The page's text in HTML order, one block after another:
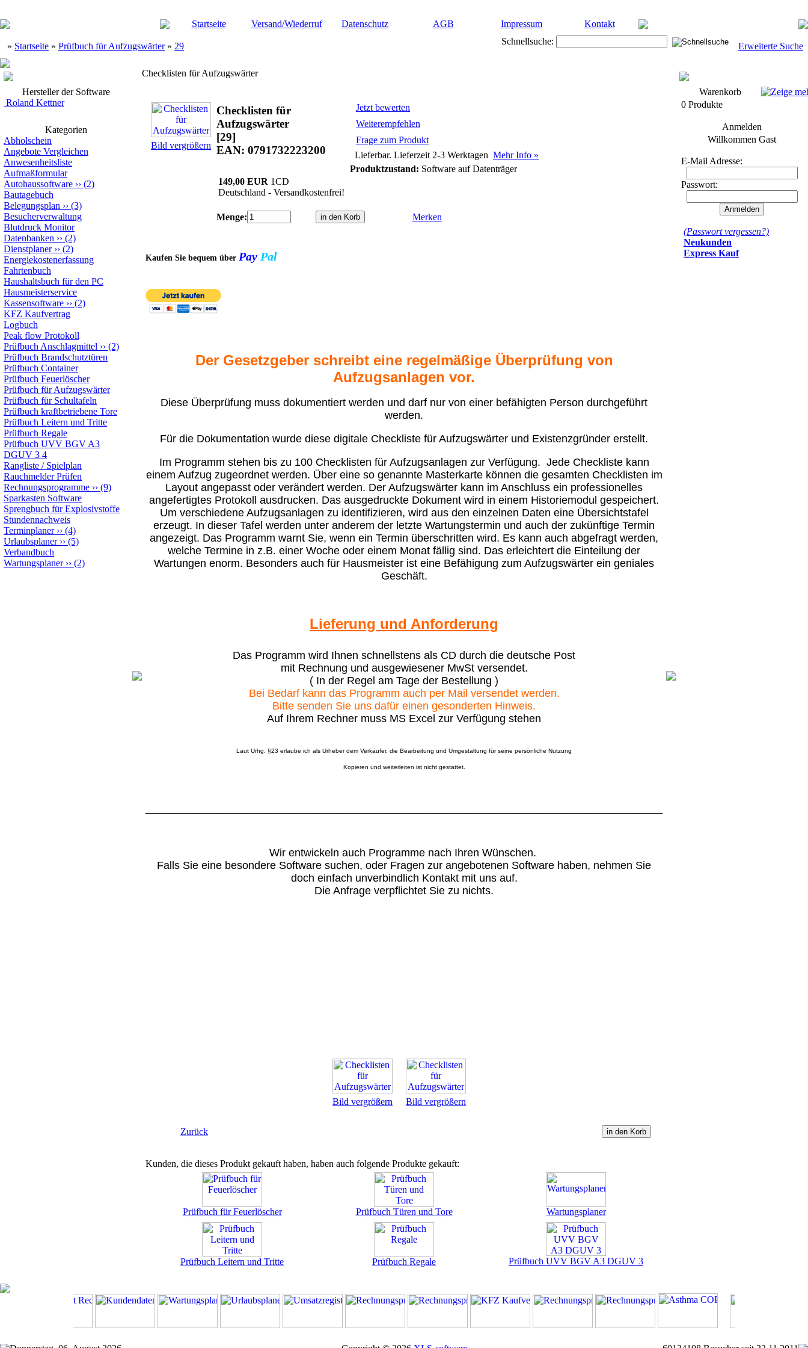
Startseite Versand/Wiederruf Datenschutz AGB Impressum Kontakt
» Startseite » Prüfbuch für Aufzugswärter» 29 Schnellsuche: Erweiterte Suche
Hersteller der Software
Roland Kettner
Kategorien
Abholschein
Angebote Vergleichen
Anwesenheitsliste
Aufmaßformular
Autohaussoftware ›› (2)
Bautagebuch
Belegungsplan ›› (3)
Besucherverwaltung
Blutdruck Monitor
Datenbanken ›› (2)
Dienstplaner›› (2)
Energiekostenerfassung
Fahrtenbuch
Haushaltsbuch für den PC
Hausmeisterservice
Kassensoftware ›› (2)
KFZ Kaufvertrag
Logbuch
Peak flow Protokoll
Prüfbuch Anschlagmittel ›› (2)
Prüfbuch Brandschutztüren
Prüfbuch Container
Prüfbuch Feuerlöscher
Prüfbuch für Aufzugswärter
Prüfbuch für Schultafeln
Prüfbuch kraftbetriebene Tore
Prüfbuch Leitern und Tritte
Prüfbuch Regale
Prüfbuch UVV BGV A3
DGUV 3 4
Rangliste / Spielplan
Rauchmelder Prüfen
Rechnungsprogramme ›› (9)
Sparkasten Software
Sprengbuch für Explosivstoffe
Stundennachweis
Terminplaner›› (4)
Urlaubsplaner›› (5)
Verbandbuch
Wartungsplaner›› (2)
Checklisten für Aufzugswärter
Bild vergrößern
Checklisten für
Aufzugswärter
[29]
EAN: 0791732223200
Jetzt bewerten
Weiterempfehlen
Frage zum Produkt
Lieferbar. Lieferzeit 2-3 Werktagen Mehr Info »
Produktzustand: Software auf Datenträger
149,00 EUR 1CD
Deutschland - Versandkostenfrei!
Menge: Merken
Kaufen Sie bequem über Pay Pal
Der Gesetzgeber schreibt eine regelmäßige Überprüfung von
Aufzugsanlagen vor.
Diese Überprüfung muss dokumentiert werden und darf nur von einer befähigten Person durchgeführt
werden.
Für die Dokumentation wurde diese digitale Checkliste für Aufzugswärter und Existenzgründer erstellt.
Im Programm stehen bis zu 100 Checklisten für Aufzugsanlagen zur Verfügung. Jede Checkliste kann
einem Aufzug zugeordnet werden. Über eine so genannte Masterkarte können die gesamten Checklisten im
Layout angepasst oder verändert werden. Der Aufzugswärter kann im Anschluss ein professionelles
angefertigtes Protokoll ausdrucken. Das ausgedruckte Dokument wird in einem Historiemodul gespeichert.
Um verschiedene Aufzugsanlagen zu identifizieren, wird aus den einzelnen Daten eine Übersichtstafel
erzeugt. In dieser Tafel werden unter anderem der letzte Wartungstermin und auch der zukünftige Termin
angezeigt. Das Programm warnt Sie, wenn ein Termin überschritten wird. Es kann auch abgefragt werden,
welche Termine in z.B. einer Woche oder einem Monat fällig sind. Das erleichtert die Einteilung der
Wartungen enorm. Besonders auch für Hausmeister ist eine Befähigung zum Aufzugswärter ein geniales
Geschäft.
Lieferung und Anforderung
Das Programm wird Ihnen schnellstens als CD durch die deutsche Post
mit Rechnung und ausgewiesener MwSt versendet.
( In der Regel am Tage der Bestellung )
Bei Bedarf kann das Programm auch per Mail versendet werden.
Bitte senden Sie uns dafür einen gesonderten Hinweis.
Auf Ihrem Rechner muss MS Excel zur Verfügung stehen
Laut Urhg. §23 erlaube ich als Urheber dem Verkäufer, die Bearbeitung und Umgestaltung für seine persönliche Nutzung
Kopieren und weiterleiten ist nicht gestattet.
Wir entwickeln auch Programme nach Ihren Wünschen.
Falls Sie eine besondere Software suchen, oder Fragen zur angebotenen Software haben, nehmen Sie
doch einfach unverbindlich Kontakt mit uns auf.
Die Anfrage verpflichtet Sie zu nichts.
Bild vergrößern Bild vergrößern
Zurück
Kunden, die dieses Produkt gekauft haben, haben auch folgende Produkte gekauft:
Prüfbuch für Feuerlöscher Prüfbuch Türen und Tore Wartungsplaner
Prüfbuch Leitern und Tritte Prüfbuch Regale Prüfbuch UVV BGV A3 DGUV 3
Warenkorb
0 Produkte
Anmelden
Willkommen Gast
E-Mail Adresse:
Passwort:
(Passwort vergessen?)
Neukunden
Express Kauf